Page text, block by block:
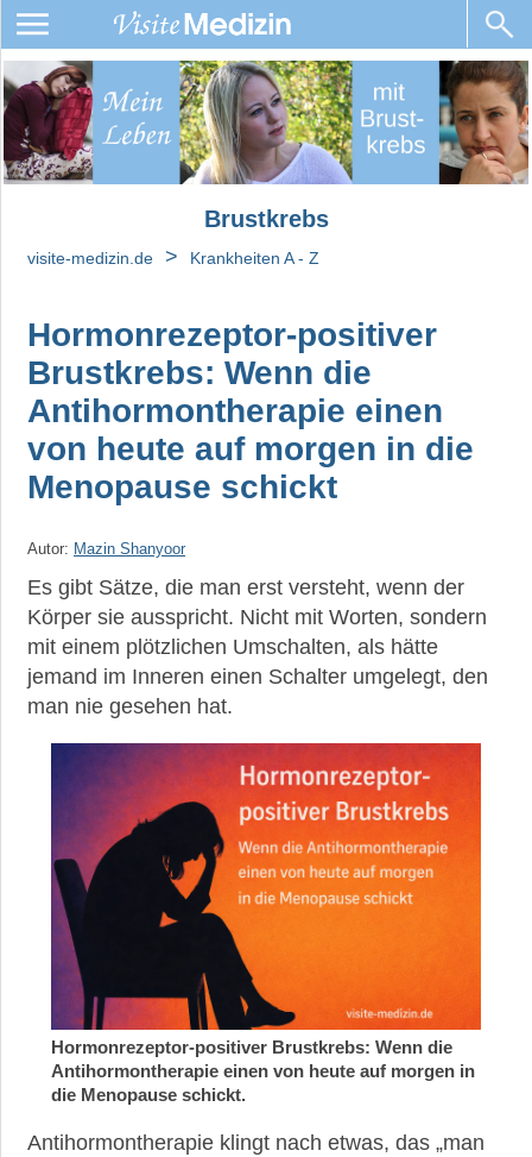
Brustkrebs
visite-medizin.de > Krankheiten A - Z
Hormonrezeptor-positiver
Brustkrebs: Wenn die
Antihormontherapie einen
von heute auf morgen in die
Menopause schickt
Autor: Mazin Shanyoor
Es gibt Sätze, die man erst versteht, wenn der
Körper sie ausspricht. Nicht mit Worten, sondern
mit einem plötzlichen Umschalten, als hätte
jemand im Inneren einen Schalter umgelegt, den
man nie gesehen hat.
Hormonrezeptor-positiver Brustkrebs: Wenn die
Antihormontherapie einen von heute auf morgen in
die Menopause schickt.
Antihormontherapie klingt nach etwas, das „man
Brustkrebs
Brustkrebsarten
Ursachen,
und
Brustkrebs
Brustkrebs-
Metastasen
Prognose
Behandlung
Nebenwirkungen
und
Belastungen
Brustkrebs-
OP
Leben
Brustkrebs
Fatigue
nach
Brustkrebsbehandlung
Seelische
News,
aktuelle
Studien
&
neueste
Leitlinien